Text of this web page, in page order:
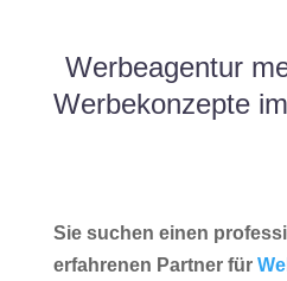
Werbeagentur
Werbekonzepte
Sie suchen einen
erfahrenen Partner für